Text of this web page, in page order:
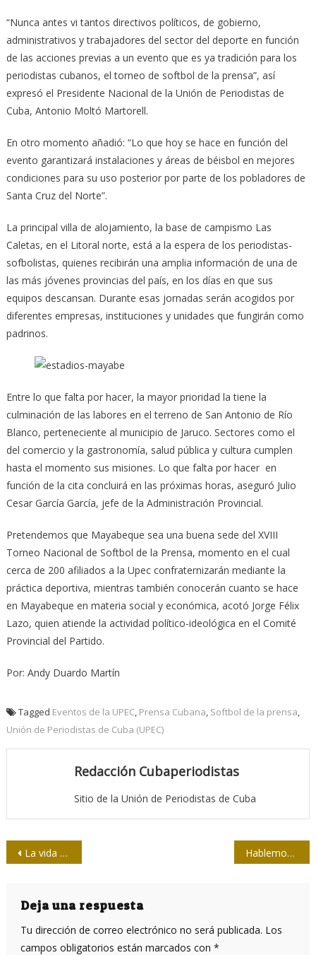
“Nunca antes vi tantos directivos políticos, de gobierno,
administrativos y trabajadores del sector del deporte en función
de las acciones previas a un evento que es ya tradición para los
periodistas cubanos, el torneo de softbol de la prensa”, así
expresó el Presidente Nacional de la Unión de Periodistas de
Cuba, Antonio Moltó Martorell.
En otro momento añadió: “Lo que hoy se hace en función del
evento garantizará instalaciones y áreas de béisbol en mejores
condiciones para su uso posterior por parte de los pobladores de
Santa Cruz del Norte”.
La principal villa de alojamiento, la base de campismo Las
Caletas, en el Litoral norte, está a la espera de los periodistas-
sofbolistas, quienes recibirán una amplia información de una de
las más jóvenes provincias del país, en los días en que sus
equipos descansan. Durante esas jornadas serán acogidos por
diferentes empresas, instituciones y unidades que fungirán como
padrinos.
Entre lo que falta por hacer, la mayor prioridad la tiene la
culminación de las labores en el terreno de San Antonio de Río
Blanco, perteneciente al municipio de Jaruco. Sectores como el
del comercio y la gastronomía, salud pública y cultura cumplen
hasta el momento sus misiones. Lo que falta por hacer en
función de la cita concluirá en las próximas horas, aseguró Julio
Cesar García García, jefe de la Administración Provincial.
Pretendemos que Mayabeque sea una buena sede del XVIII
Torneo Nacional de Softbol de la Prensa, momento en el cual
cerca de 200 afiliados a la Upec confraternizarán mediante la
práctica deportiva, mientras también conocerán cuanto se hace
en Mayabeque en materia social y económica, acotó Jorge Félix
Lazo, quien atiende la actividad político-ideológica en el Comité
Provincial del Partido.
Por: Andy Duardo Martín
Tagged Eventos de la UPEC, Prensa Cubana, Softbol de la prensa,
Unión de Periodistas de Cuba (UPEC)
Redacción Cubaperiodistas
Sitio de la Unión de Periodistas de Cuba
Navegación
entradas
La vida sigue / Maisí en fotoperiodismo Hablemos correctamente
Deja una respuesta
Tu dirección de correo electrónico no será publicada. Los
campos obligatorios están marcados con *